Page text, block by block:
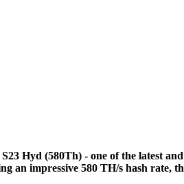
(580Th) - one of the latest
impressive 580 TH/s hash rate,